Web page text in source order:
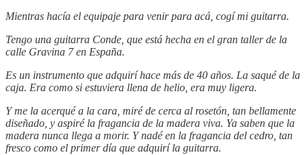
Mientras hacía el equipaje para venir para acá, cogí mi guitarra.
Tengo una guitarra Conde, que está hecha en el gran taller de la
calle Gravina 7 en España.
Es un instrumento que adquirí hace más de 40 años. La saqué de la
caja. Era como si estuviera llena de helio, era muy ligera.
Y me la acerqué a la cara, miré de cerca al rosetón, tan bellamente
diseñado, y aspiré la fragancia de la madera viva. Ya saben que la
madera nunca llega a morir. Y nadé en la fragancia del cedro, tan
fresco como el primer día que adquirí la guitarra.